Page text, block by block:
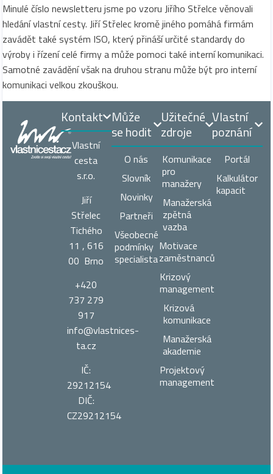
Minulé číslo newsletteru jsme po vzoru Jiřího Střelce věnovali
hledání vlastní cesty. Jiří Střelec kromě jiného pomáhá firmám
zavádět také systém ISO, který přináší určité standardy do
výroby i řízení celé firmy a může pomoci také interní komunikaci.
Samotné zavádění však na druhou stranu může být pro interní
komunikaci velkou zkouškou.
Může
se hodit
O nás
Slovník
Novinky
Partneři
Všeobecné
podmínky
specialista
Užitečné
zdroje
Komunikace
pro
manažery
Manažerská
zpětná
vazba
Motivace
zaměstnanců
Krizový
management
Krizová
komunikace
Manažerská
akademie
Projektový
management
Vlastní
poznání
Portál
Kalkulátor
kapacit
Kontakt
Vlastní
cesta
s.r.o.
Jiří
Střelec
Tichého
11 , 616
00 Brno
+420
737 279
917
info@vlastnices­
ta.cz
IČ:
29212154
DIČ:
CZ29212154